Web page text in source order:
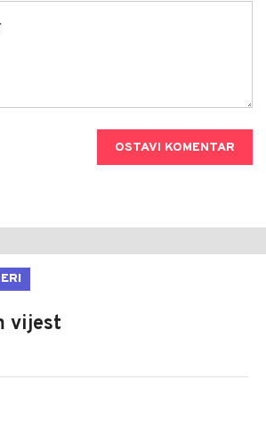
OSTAVI KOMENTAR
vijest